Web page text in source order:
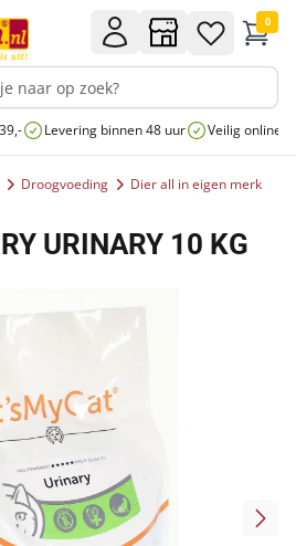
0
Levering binnen 48 uur Veilig online
Droogvoeding Dier all in eigen merk
URINARY 10 KG